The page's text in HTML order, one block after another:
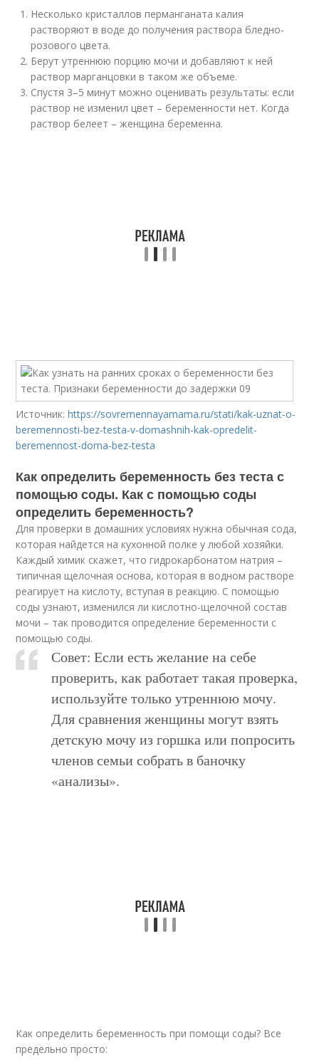
Несколько кристаллов перманганата калия
растворяют в воде до получения раствора бледно-
розового цвета.
Берут утреннюю порцию мочи и добавляют к ней
раствор марганцовки в таком же объеме.
Спустя 3–5 минут можно оценивать результаты: если
раствор не изменил цвет – беременности нет. Когда
раствор белеет – женщина беременна.
Источник:https://sovremennayamama.ru/stati/kak-uznat-o-
beremennosti-bez-testa-v-domashnih-kak-opredelit-
beremennost-doma-bez-testa
Как определить беременность без теста с
помощью соды. Как с помощью соды
определить беременность?
Для проверки в домашних условиях нужна обычная сода,
которая найдется на кухонной полке у любой хозяйки.
Каждый химик скажет, что гидрокарбонатом натрия –
типичная щелочная основа, которая в водном растворе
реагирует на кислоту, вступая в реакцию. С помощью
соды узнают, изменился ли кислотно-щелочной состав
мочи – так проводится определение беременности с
помощью соды.
Совет: Если есть желание на себе
проверить, как работает такая проверка,
используйте только утреннюю мочу.
Для сравнения женщины могут взять
детскую мочу из горшка или попросить
членов семьи собрать в баночку
«анализы».
Как определить беременность при помощи соды? Все
предельно просто: